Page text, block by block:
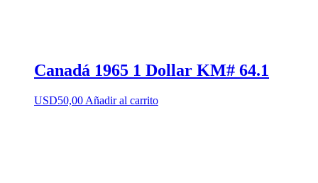
Canadá 1965 1 Dollar KM# 64.1
USD50,00 Añadir al carrito